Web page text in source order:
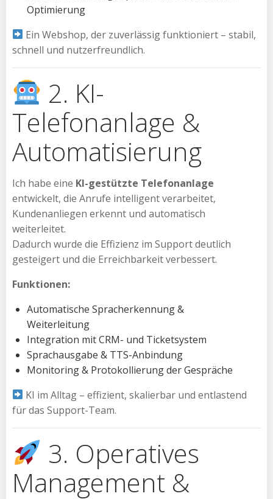
Optimierung
Ein Webshop, der zuverlässig funktioniert – stabil,
schnell und nutzerfreundlich.
2. KI-
Telefonanlage &
Automatisierung
Ich habe eine KI-gestützte Telefonanlage
entwickelt, die Anrufe intelligent verarbeitet,
Kundenanliegen erkennt und automatisch
weiterleitet.
Dadurch wurde die Effizienz im Support deutlich
gesteigert und die Erreichbarkeit verbessert.
Funktionen:
Automatische Spracherkennung &
Weiterleitung
Integration mit CRM- und Ticketsystem
Sprachausgabe & TTS-Anbindung
Monitoring & Protokollierung der Gespräche
KI im Alltag – effizient, skalierbar und entlastend
für das Support-Team.
3. Operatives
Management &